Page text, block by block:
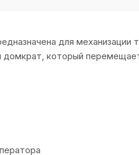
для
который